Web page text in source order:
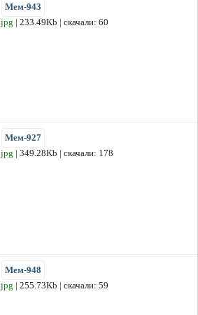
Мем-943
jpg | 233.49Kb | скачали: 60
Мем-927
jpg | 349.28Kb | скачали: 178
Мем-948
jpg | 255.73Kb | скачали: 59